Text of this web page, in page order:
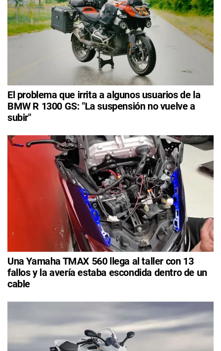
El problema que irrita a algunos usuarios de la
BMW R 1300 GS: "La suspensión no vuelve a
subir"
Una Yamaha TMAX 560 llega al taller con 13
fallos y la avería estaba escondida dentro de un
cable